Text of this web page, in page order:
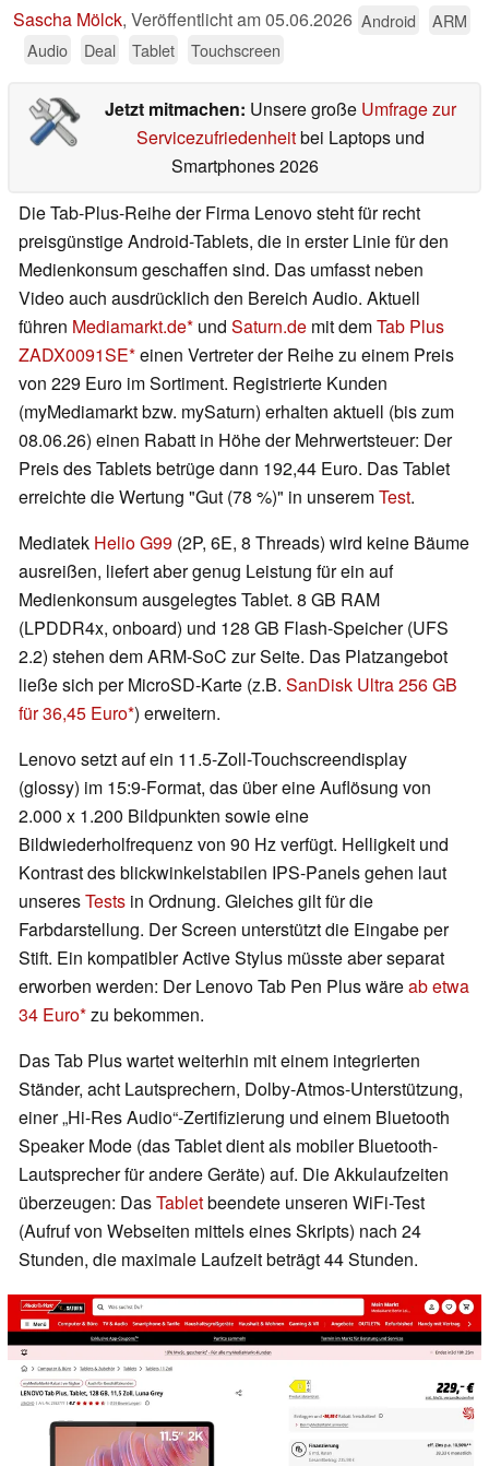
Sascha Mölck, Veröffentlicht am05.06.2026 Android
ARM
Audio
Deal Tablet Touchscreen
Jetzt mitmachen: Unsere große Umfrage zur
Servicezufriedenheitbei Laptops und
Smartphones 2026
Die Tab-Plus-Reihe der Firma Lenovo steht für recht
preisgünstige Android-Tablets, die in erster Linie für den
Medienkonsum geschaffen sind. Das umfasst neben
Video auch ausdrücklich den Bereich Audio. Aktuell
führen Mediamarkt.de und Saturn.de mit demTab Plus
ZADX0091SE einen Vertreter der Reihe zu einem Preis
von 229 Euro im Sortiment. Registrierte Kunden
(myMediamarkt bzw. mySaturn) erhalten aktuell (bis zum
08.06.26) einen Rabatt in Höhe der Mehrwertsteuer: Der
Preis des Tablets betrüge dann 192,44 Euro. Das Tablet
erreichte die Wertung "Gut (78 %)" in unseremTest.
Mediatek Helio G99 (2P, 6E, 8 Threads) wird keine Bäume
ausreißen, liefert aber genug Leistung für ein auf
Medienkonsum ausgelegtes Tablet. 8 GB RAM
(LPDDR4x, onboard) und 128 GB Flash-Speicher (UFS
2.2) stehen dem ARM-SoC zur Seite. Das Platzangebot
ließe sich per MicroSD-Karte (z.B. SanDisk Ultra 256 GB
für 36,45 Euro ) erweitern.
Lenovo setzt auf ein 11.5-Zoll-Touchscreendisplay
(glossy) im 15:9-Format, das über eine Auflösung von
2.000 x 1.200 Bildpunkten sowie eine
Bildwiederholfrequenz von 90 Hz verfügt. Helligkeit und
Kontrast des blickwinkelstabilen IPS-Panels gehen laut
unseresTests in Ordnung. Gleiches gilt für die
Farbdarstellung. Der Screen unterstützt die Eingabe per
Stift. Ein kompatibler Active Stylus müsste aber separat
erworben werden: Der Lenovo Tab Pen Plus wäreab etwa
34 Euro zu bekommen.
Das Tab Plus wartet weiterhin mit einem integrierten
Ständer, acht Lautsprechern, Dolby-Atmos-Unterstützung,
einer „Hi-Res Audio“-Zertifizierung und einem Bluetooth
Speaker Mode (das Tablet dient als mobiler Bluetooth-
Lautsprecher für andere Geräte) auf. Die Akkulaufzeiten
überzeugen: DasTabletbeendete unseren WiFi-Test
(Aufruf von Webseiten mittels eines Skripts) nach 24
Stunden, die maximale Laufzeit beträgt 44 Stunden.